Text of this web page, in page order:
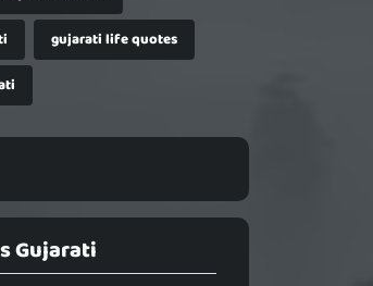
gujarati life quotes
Gujarati